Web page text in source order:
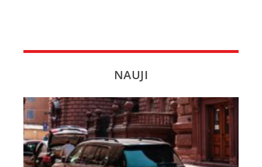
NAUJI